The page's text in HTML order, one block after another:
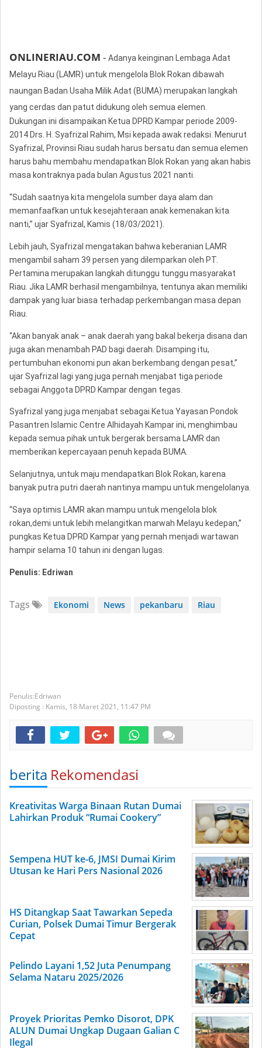
ONLINERIAU.COM - Adanya keinginan Lembaga Adat
Melayu Riau (LAMR) untuk mengelola Blok Rokan dibawah
naungan Badan Usaha Milik Adat (BUMA) merupakan langkah
yang cerdas dan patut didukung oleh semua elemen.
Dukungan ini disampaikan Ketua DPRD Kampar periode 2009-
2014 Drs. H. Syafrizal Rahim, Msi kepada awak redaksi. Menurut
Syafrizal, Provinsi Riau sudah harus bersatu dan semua elemen
harus bahu membahu mendapatkan Blok Rokan yang akan habis
masa kontraknya pada bulan Agustus 2021 nanti.
“Sudah saatnya kita mengelola sumber daya alam dan
memanfaafkan untuk kesejahteraan anak kemenakan kita
nanti,” ujar Syafrizal, Kamis (18/03/2021).
Lebih jauh, Syafrizal mengatakan bahwa keberanian LAMR
mengambil saham 39 persen yang dilemparkan oleh PT.
Pertamina merupakan langkah ditunggu tunggu masyarakat
Riau. Jika LAMR berhasil mengambilnya, tentunya akan memiliki
dampak yang luar biasa terhadap perkembangan masa depan
Riau.
“Akan banyak anak – anak daerah yang bakal bekerja disana dan
juga akan menambah PAD bagi daerah. Disamping itu,
pertumbuhan ekonomi pun akan berkembang dengan pesat,”
ujar Syafrizal lagi yang juga pernah menjabat tiga periode
sebagai Anggota DPRD Kampar dengan tegas.
Syafrizal yang juga menjabat sebagai Ketua Yayasan Pondok
Pasantren Islamic Centre Alhidayah Kampar ini, menghimbau
kepada semua pihak untuk bergerak bersama LAMR dan
memberikan kepercayaan penuh kepada BUMA.
Selanjutnya, untuk maju mendapatkan Blok Rokan, karena
banyak putra putri daerah nantinya mampu untuk mengelolanya.
“Saya optimis LAMR akan mampu untuk mengelola blok
rokan,demi untuk lebih melangitkan marwah Melayu kedepan,”
pungkas Ketua DPRD Kampar yang pernah menjadi wartawan
hampir selama 10 tahun ini dengan lugas.
Penulis: Edriwan
Tags Ekonomi News pekanbaru Riau
Edriwan
Diposting : Kamis, 18 Maret 2021, 11:47 PM
berita Rekomendasi
Kreativitas Warga Binaan Rutan Dumai
Lahirkan Produk “Rumai Cookery”
Sempena HUT ke-6, JMSI Dumai Kirim
Utusan ke Hari Pers Nasional 2026
HS Ditangkap Saat Tawarkan Sepeda
Curian, Polsek Dumai Timur Bergerak
Cepat
Pelindo Layani 1,52 Juta Penumpang
Selama Nataru 2025/2026
Proyek Prioritas Pemko Disorot, DPK
ALUN Dumai Ungkap Dugaan Galian C
Ilegal